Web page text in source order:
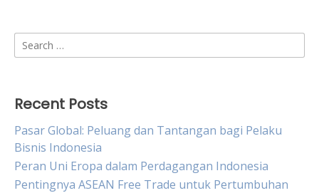
Search
for:
Recent Posts
Pasar Global: Peluang dan Tantangan bagi Pelaku
Bisnis Indonesia
Peran Uni Eropa dalam Perdagangan Indonesia
Pentingnya ASEAN Free Trade untuk Pertumbuhan